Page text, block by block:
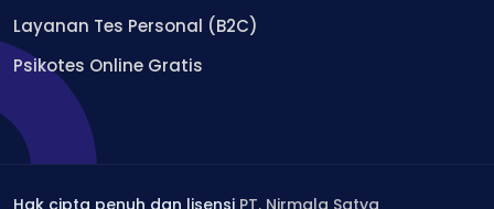
Layanan Tes Personal (B2C)
Psikotes Online Gratis
Hak cipta penuh dan lisensi PT. Nirmala Satya